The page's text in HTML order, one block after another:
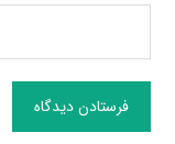
فرستادن دیدگاه